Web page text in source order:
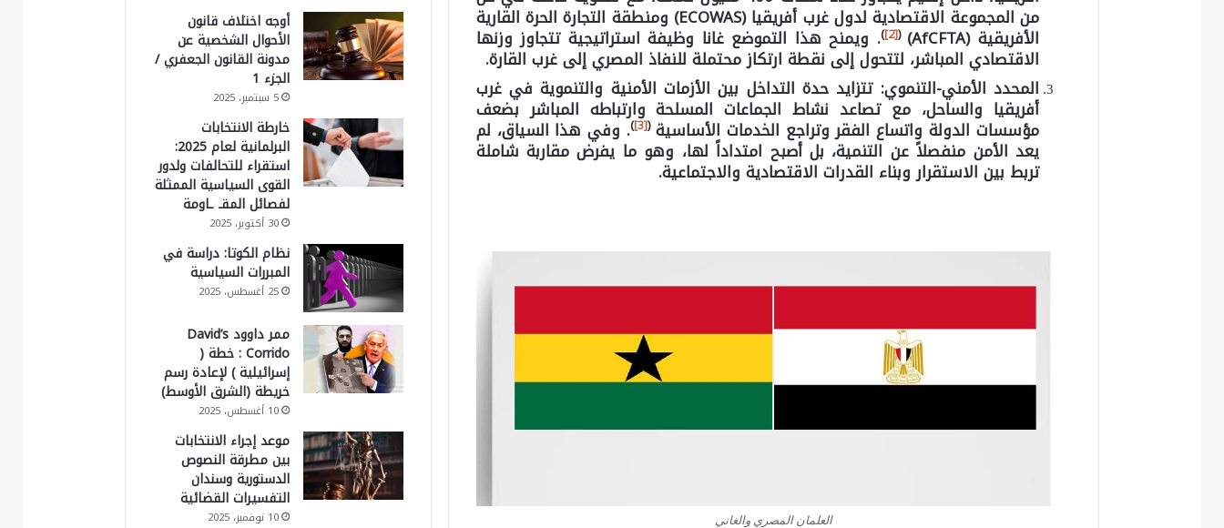
من المجموعة الاقتصادية لدول غرب أفريقيا (ECOWAS) ومنطقة التجارة الحرة القارية
الأفريقية(AfCFTA)
(
[2]
). ويمنح هذا التموضع غانا وظيفة استراتيجية تتجاوز وزنها
الاقتصادي المباشر، لتتحول إلى نقطة ارتكاز محتملة للنفاذ المصري إلى غرب القارة.
المحدد الأمني-التنموي:تتزايد حدة التداخل بين الأزمات الأمنية والتنموية في غرب
أفريقيا والساحل، مع تصاعد نشاط الجماعات المسلحة وارتباطه المباشر بضعف
مؤسسات الدولة واتساع الفقر وتراجع الخدمات الأساسية (
[3]
). وفي هذا السياق، لم
يعد الأمن منفصلاً عن التنمية، بل أصبح امتداداً لها، وهو ما يفرض مقاربة شاملة
تربط بين الاستقرار وبناء القدرات الاقتصادية والاجتماعية.
العلمان المصري والغاني
أوجه اختلاف قانون
الأحوال الشخصية عن
مدونة القانون الجعفري /
الجزء 1
5 سبتمبر، 2025
خارطة الانتخابات
البرلمانية لعام 2025:
استقراء للتحالفات ولدور
القوى السياسية الممثلة
لفصائل المقـ ـاومة
30 أكتوبر، 2025
نظام الكوتا: دراسة في
المبررات السياسية
25 أغسطس، 2025
ممر داوود David’s
Corrido : خطة (
إسرائيلية ) لإعادة رسم
خريطة (الشرق الأوسط)
10 أغسطس، 2025
موعد إجراء الانتخابات
بين مطرقة النصوص
الدستورية وسندان
التفسيرات القضائية
10 نوفمبر، 2025